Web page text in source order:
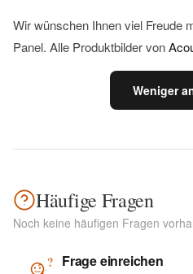
Wir wünschen Ihnen viel Freude
Panel. Alle Produktbilder von
Weniger
Häufige Fragen
Noch keine häufigen Fragen
? Frage einreichen